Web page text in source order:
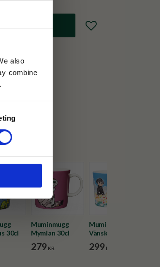
also
combine
Lägg till i favoriter
30cl
Muminmugg
Mymlan 30cl
279 KR
Muminmugg
Vänskap 30cl
299 KR